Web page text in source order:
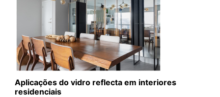
Aplicações do vidro reflecta em interiores
residenciais